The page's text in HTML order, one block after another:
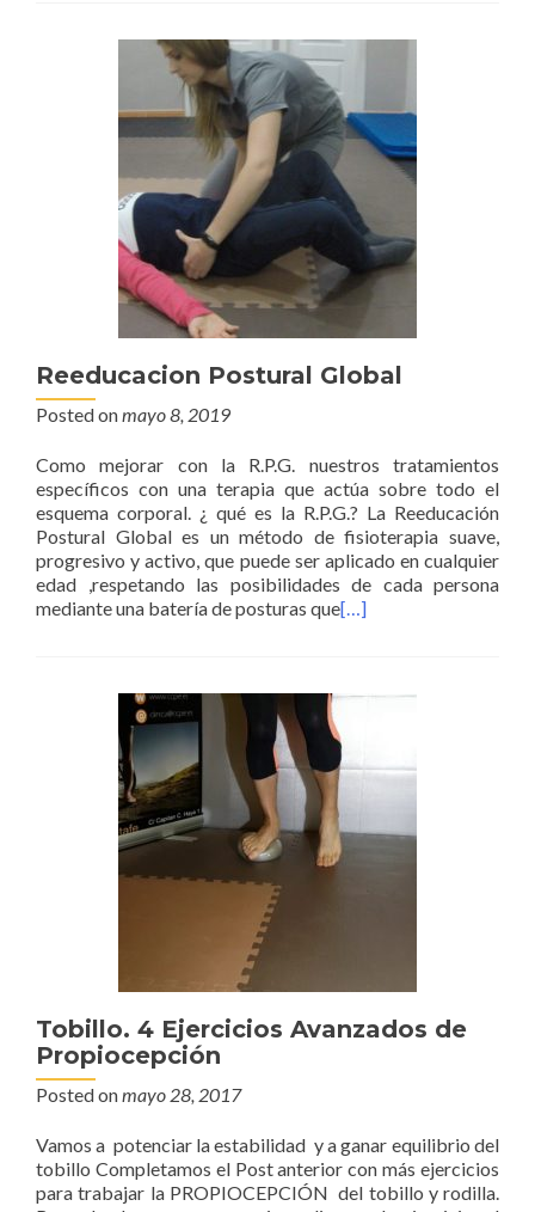
Reeducacion Postural Global
Posted onmayo 8, 2019
Como mejorar con la R.P.G. nuestros tratamientos
específicos con una terapia que actúa sobre todo el
esquema corporal. ¿ qué es la R.P.G.? La Reeducación
Postural Global es un método de fisioterapia suave,
progresivo y activo, que puede ser aplicado en cualquier
edad ,respetando las posibilidades de cada persona
mediante una batería de posturas que[…]
Tobillo. 4 Ejercicios Avanzados de
Propiocepción
Posted onmayo 28, 2017
Vamos a potenciar la estabilidad y a ganar equilibrio del
tobillo Completamos el Post anterior con más ejercicios
para trabajar la PROPIOCEPCIÓN del tobillo y rodilla.